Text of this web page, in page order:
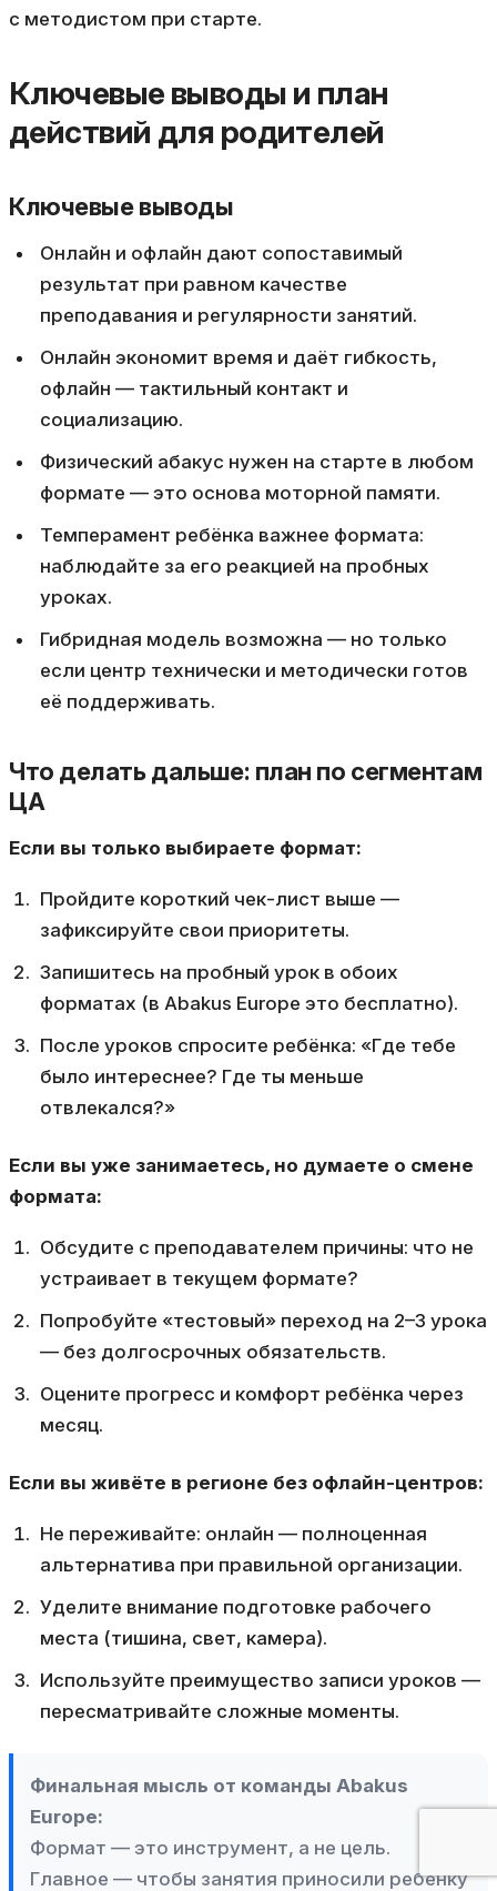
с методистом при старте.
Ключевые выводы и план
действий для родителей
Ключевые выводы
Онлайн и офлайн дают сопоставимый
результат при равном качестве
преподавания и регулярности занятий.
Онлайн экономит время и даёт гибкость,
офлайн — тактильный контакт и
социализацию.
Физический абакус нужен на старте в любом
формате — это основа моторной памяти.
Темперамент ребёнка важнее формата:
наблюдайте за его реакцией на пробных
уроках.
Гибридная модель возможна — но только
если центр технически и методически готов
её поддерживать.
Что делать дальше: план по сегментам
ЦА
Если вы только выбираете формат:
Пройдите короткий чек-лист выше —
зафиксируйте свои приоритеты.
Запишитесь на пробный урок в обоих
форматах (в Abakus Europe это бесплатно).
После уроков спросите ребёнка: «Где тебе
было интереснее? Где ты меньше
отвлекался?»
Если вы уже занимаетесь, но думаете о смене
формата:
Обсудите с преподавателем причины: что не
устраивает в текущем формате?
Попробуйте «тестовый» переход на 2–3 урока
— без долгосрочных обязательств.
Оцените прогресс и комфорт ребёнка через
месяц.
Если вы живёте в регионе без офлайн-центров:
Не переживайте: онлайн — полноценная
альтернатива при правильной организации.
Уделите внимание подготовке рабочего
места (тишина, свет, камера).
Используйте преимущество записи уроков —
пересматривайте сложные моменты.
Финальная мысль от команды Abakus
Europe:
Формат — это инструмент, а не цель.
Главное — чтобы занятия приносили ребёнку